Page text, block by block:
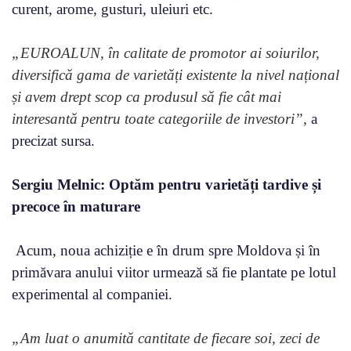
curent, arome, gusturi, uleiuri etc.
„EUROALUN, în calitate de promotor ai soiurilor,
diversifică gama de varietăți existente la nivel național
și avem drept scop ca produsul să fie cât mai
interesantă pentru toate categoriile de investori”, a
precizat sursa.
Sergiu Melnic: Optăm pentru varietăți tardive și
precoce în maturare
Acum, noua achiziție e în drum spre Moldova și în
primăvara anului viitor urmează să fie plantate pe lotul
experimental al companiei.
„Am luat o anumită cantitate de fiecare soi, zeci de